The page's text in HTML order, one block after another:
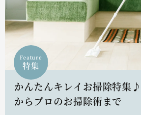
Feature
特集
かんたんキレイお掃除特集
からプロのお掃除術まで